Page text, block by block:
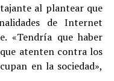
al plantear que
de Internet
«Tendría que haber
atenten contra los
en la sociedad»,